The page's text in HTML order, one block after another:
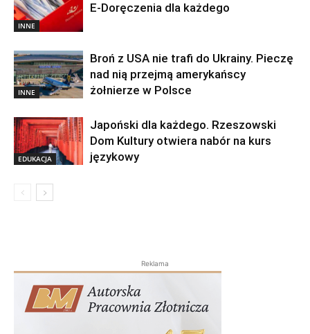
INNE
E-Doręczenia dla każdego
INNE
Broń z USA nie trafi do Ukrainy. Pieczę
nad nią przejmą amerykańscy
żołnierze w Polsce
EDUKACJA
Japoński dla każdego. Rzeszowski
Dom Kultury otwiera nabór na kurs
językowy
Reklama